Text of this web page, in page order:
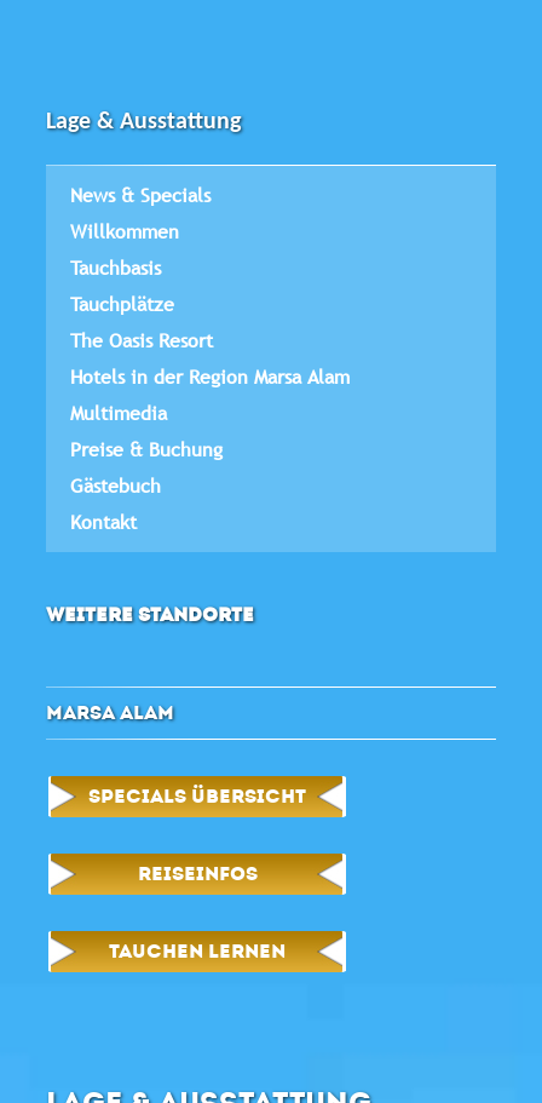
Lage & Ausstattung
News & Specials
Willkommen
Tauchbasis
Tauchplätze
The Oasis Resort
Hotels in der Region Marsa Alam
Multimedia
Preise & Buchung
Gästebuch
Kontakt
WEITERE STANDORTE
MARSA ALAM
SPECIALS ÜBERSICHT
REISEINFOS
TAUCHEN LERNEN